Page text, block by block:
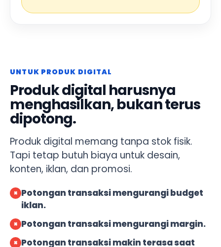
UNTUK PRODUK DIGITAL
Produk digital harusnya
menghasilkan, bukan terus
dipotong.
Produk digital memang tanpa stok fisik.
Tapi tetap butuh biaya untuk desain,
konten, iklan, dan promosi.
× Potongan transaksi mengurangi budget
iklan.
× Potongan transaksi mengurangi margin.
× Potongan transaksi makin terasa saat